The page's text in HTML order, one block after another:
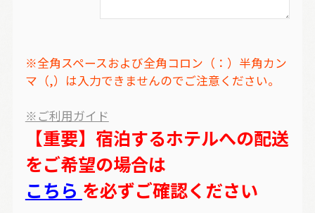
※全角スペースおよび全角コロン（：）半角カン
マ（,）は入力できませんのでご注意ください。
※ご利用ガイド
【重要】宿泊するホテルへの配送
をご希望の場合は
こちら を必ずご確認ください